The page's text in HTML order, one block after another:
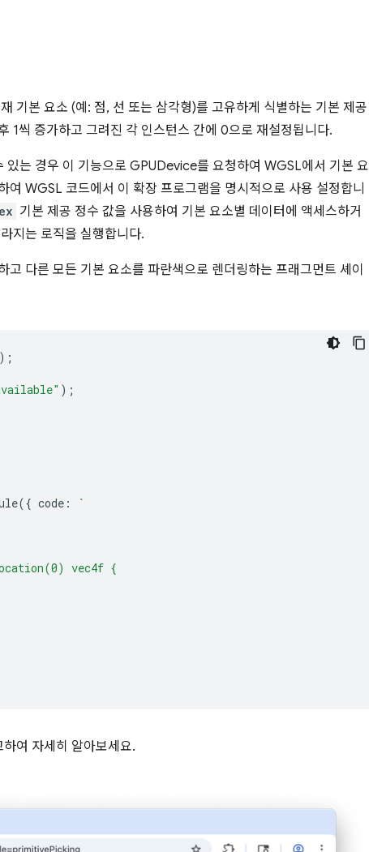
기본 요소 (예: 점, 선 또는 삼각형)를 고유하게 식별하는 기본 제공
1씩 증가하고 그려진 각 인스턴스 간에 0으로 재설정됩니다.
있는 경우 이 기능으로 GPUDevice를 요청하여 WGSL에서 기본 요
여 WGSL 코드에서 이 확장 프로그램을 명시적으로 사용 설정합니
기본 제공 정수 값을 사용하여 기본 요소별 데이터에 액세스하거
지는 로직을 실행합니다.
다른 모든 기본 요소를 파란색으로 렌더링하는 프래그먼트 셰이
);
({ code :
`
vec4f {
하여 자세히 알아보세요.